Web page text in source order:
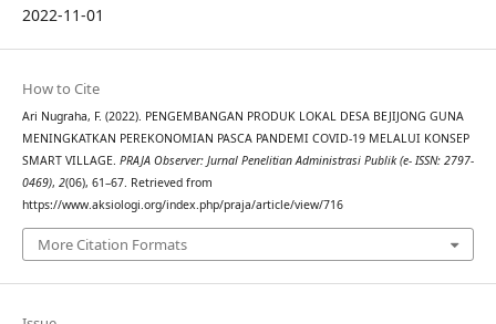
2022-11-01
How to Cite
Ari Nugraha, F. (2022). PENGEMBANGAN PRODUK LOKAL DESA BEJIJONG GUNA
MENINGKATKAN PEREKONOMIAN PASCA PANDEMI COVID-19 MELALUI KONSEP
SMART VILLAGE. PRAJA Observer: Jurnal Penelitian Administrasi Publik (e- ISSN: 2797-
0469), 2(06), 61–67. Retrieved from
https://www.aksiologi.org/index.php/praja/article/view/716
More Citation Formats